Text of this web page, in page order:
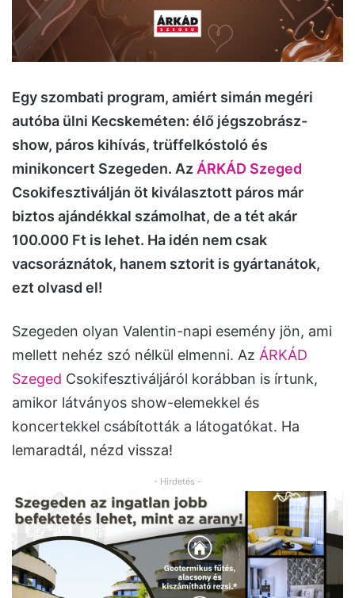
Egy szombati program, amiért simán megéri
autóba ülni Kecskeméten: élő jégszobrász-
show, páros kihívás, trüffelkóstoló és
minikoncert Szegeden. Az ÁRKÁD Szeged
Csokifesztiválján öt kiválasztott páros már
biztos ajándékkal számolhat, de a tét akár
100.000 Ft is lehet. Ha idén nem csak
vacsoráznátok, hanem sztorit is gyártanátok,
ezt olvasd el!
Szegeden olyan Valentin-napi esemény jön, ami
mellett nehéz szó nélkül elmenni. Az ÁRKÁD
Szeged Csokifesztiváljáról korábban is írtunk,
amikor látványos show-elemekkel és
koncertekkel csábították a látogatókat. Ha
lemaradtál, nézd vissza!
- Hirdetés -